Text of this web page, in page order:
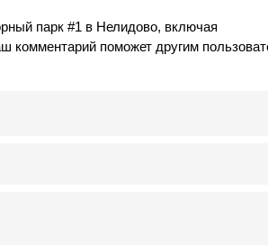
парк #1 в Нелидово, включая
комментарий поможет другим